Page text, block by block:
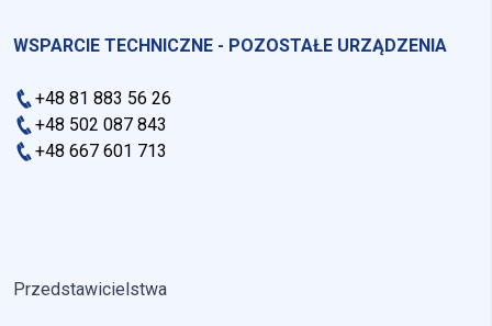
WSPARCIE TECHNICZNE - POZOSTAŁE URZĄDZENIA
+48 81 883 56 26
+48 502 087 843
+48 667 601 713
Przedstawicielstwa